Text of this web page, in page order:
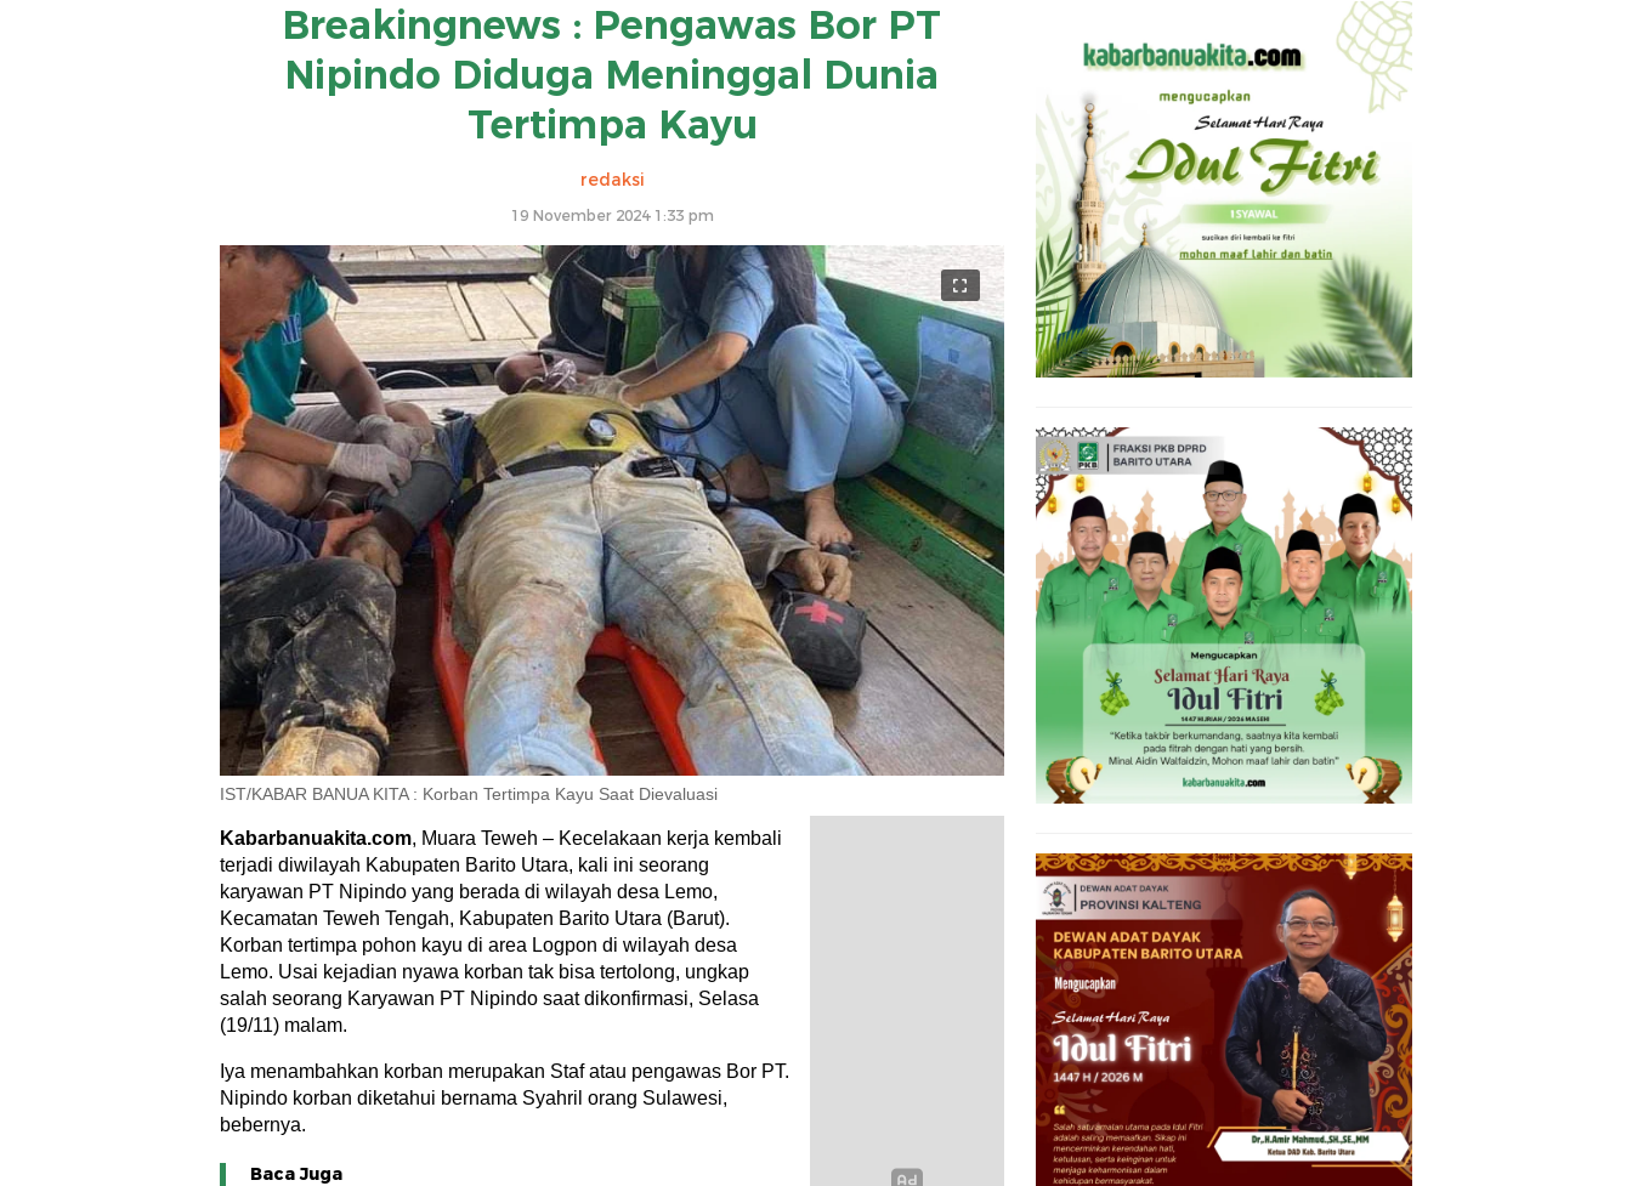
Breakingnews : Pengawas Bor PT
Nipindo Diduga Meninggal Dunia
Tertimpa Kayu
redaksi
19 November 2024 1:33 pm
IST/KABAR BANUA KITA : Korban Tertimpa Kayu Saat Dievaluasi
Kabarbanuakita.com, Muara Teweh – Kecelakaan kerja kembali
terjadi diwilayah Kabupaten Barito Utara, kali ini seorang
karyawan PT Nipindo yang berada di wilayah desa Lemo,
Kecamatan Teweh Tengah, Kabupaten Barito Utara (Barut).
Korban tertimpa pohon kayu di area Logpon di wilayah desa
Lemo. Usai kejadian nyawa korban tak bisa tertolong, ungkap
salah seorang Karyawan PT Nipindo saat dikonfirmasi, Selasa
(19/11) malam.
Iya menambahkan korban merupakan Staf atau pengawas Bor PT.
Nipindo korban diketahui bernama Syahril orang Sulawesi,
bebernya.
Baca Juga